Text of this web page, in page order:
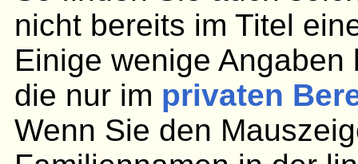
nicht bereits im Titel
Einige wenige
die nur im privaten
Wenn Sie den